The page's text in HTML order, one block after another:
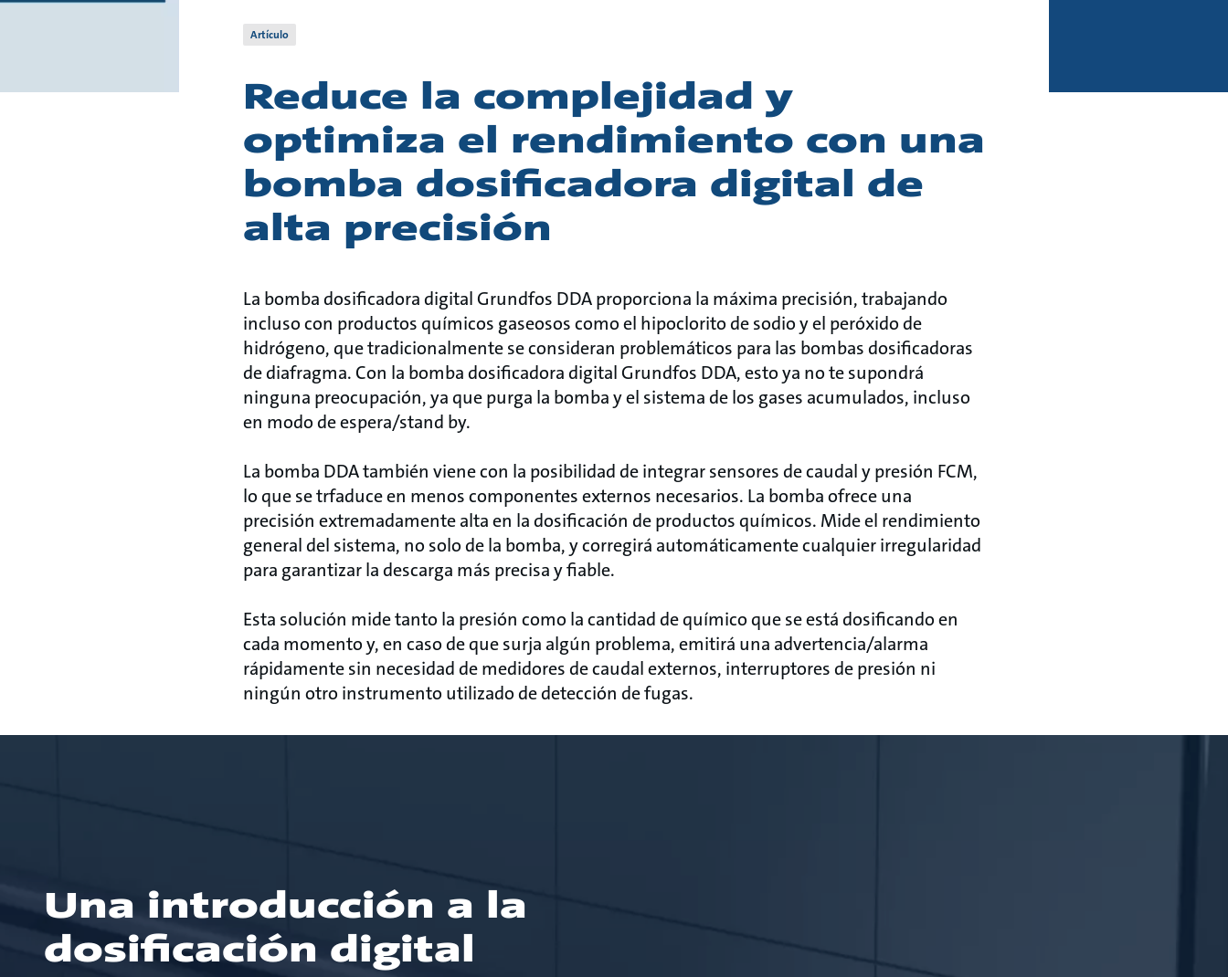
Artículo
Reduce la complejidad y
optimiza el rendimiento con una
bomba dosificadora digital de
alta precisión
La bomba dosificadora digital Grundfos DDA proporciona la máxima precisión, trabajando
incluso con productos químicos gaseosos como el hipoclorito de sodio y el peróxido de
hidrógeno, que tradicionalmente se consideran problemáticos para las bombas dosificadoras
de diafragma. Con la bomba dosificadora digital Grundfos DDA, esto ya no te supondrá
ninguna preocupación, ya que purga la bomba y el sistema de los gases acumulados, incluso
en modo de espera/stand by.
La bomba DDA también viene con la posibilidad de integrar sensores de caudal y presión FCM,
lo que se trfaduce en menos componentes externos necesarios. La bomba ofrece una
precisión extremadamente alta en la dosificación de productos químicos. Mide el rendimiento
general del sistema, no solo de la bomba, y corregirá automáticamente cualquier irregularidad
para garantizar la descarga más precisa y fiable.
Esta solución mide tanto la presión como la cantidad de químico que se está dosificando en
cada momento y, en caso de que surja algún problema, emitirá una advertencia/alarma
rápidamente sin necesidad de medidores de caudal externos, interruptores de presión ni
ningún otro instrumento utilizado de detección de fugas.​
Una introducción a la
dosificación digital